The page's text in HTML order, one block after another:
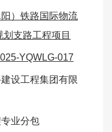
）铁路国际物流
支路工程项目
5-YQWLG-017
设工程集团有限
业分包